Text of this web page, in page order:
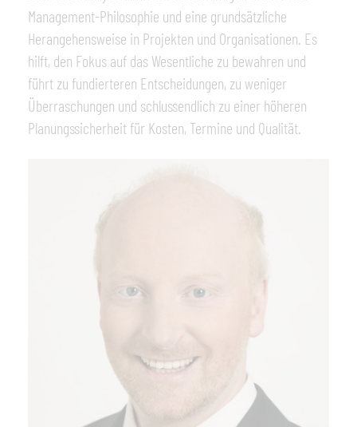
Management-Philosophie und eine grundsätzliche
Herangehensweise in Projekten und Organisationen. Es
hilft, den Fokus auf das Wesentliche zu bewahren und
führt zu fundierteren Entscheidungen, zu weniger
Überraschungen und schlussendlich zu einer höheren
Planungssicherheit für Kosten, Termine und Qualität.